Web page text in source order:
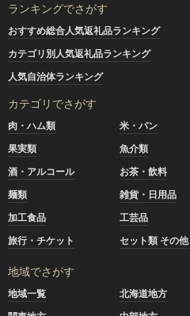
ランキングでさがす
おすすめ総合人気返礼品ランキング
カテゴリ別人気返礼品ランキング
人気自治体ランキング
カテゴリでさがす
肉・ハム類 米・パン
果実類
魚介類
酒・アルコール
お茶・飲料
麺類
雑貨・日用品
加工食品
工芸品
旅行・チケット
セット類 その他
地域でさがす
地域一覧 北海道地方